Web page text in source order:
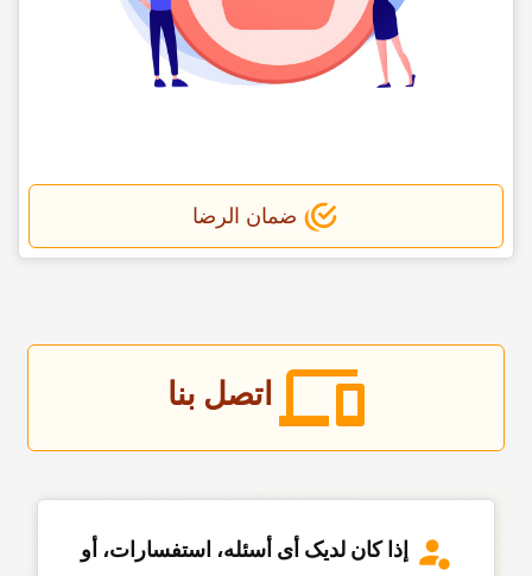
ضمان الرضا
اتصل بنا
إذا کان لدیک أی أسئله، استفسارات، أو